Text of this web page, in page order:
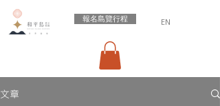
報名島覽行程 EN
文章